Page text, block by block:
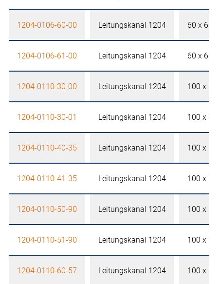
1204-0106-60-00 Leitungskanal 1204 60 x 60
1204-0106-61-00 Leitungskanal 1204 60 x 60
1204-0110-30-00 Leitungskanal 1204 100 x
1204-0110-30-01 Leitungskanal 1204 100 x
1204-0110-40-35 Leitungskanal 1204 100 x
1204-0110-41-35 Leitungskanal 1204 100 x
1204-0110-50-90 Leitungskanal 1204 100 x
1204-0110-51-90 Leitungskanal 1204 100 x
1204-0110-60-57 Leitungskanal 1204 100 x